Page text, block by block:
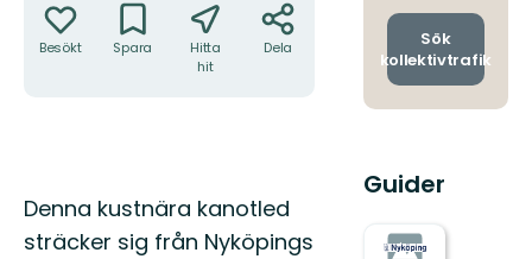
Besökt Spara
Hitta
hit
Dela
Beskrivning
Denna kustnära kanotled
sträcker sig från Nyköpings
och
Sök
kollektivtrafik
Guider